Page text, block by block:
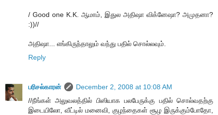
/ Good one K.K. ஆமாம், இதுல அதிஷா விக்னேஷா? அமுதனா?
:))//
அதிஷா... எங்கிருந்தாலும் வந்து பதில் சொல்லவும்.
Reply
பரிசல்காரன்
December 2, 2008 at 10:08 AM
//நீங்கள் அலுவலத்தில் பிஸியாக பலபேருக்கு பதில் சொல்வதற்கு
இடையிலோ, வீட்டில் மனைவி, குழந்தைகள் சூழ இருக்கும்போதோ,